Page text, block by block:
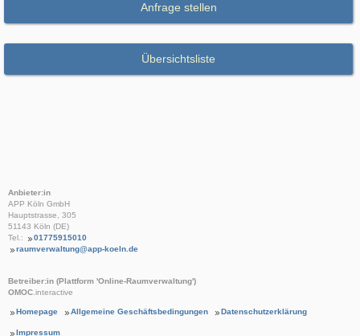
Anfrage stellen
Übersichtsliste
Anbieter:in
APP Köln GmbH
Hauptstrasse, 305
51143 Köln (DE)
Tel.:
01775915010
raumverwaltung@app-koeln.de
Betreiber:in (Plattform 'Online-Raumverwaltung')
OMOC.interactive
Homepage Allgemeine Geschäftsbedingungen Datenschutzerklärung
Impressum